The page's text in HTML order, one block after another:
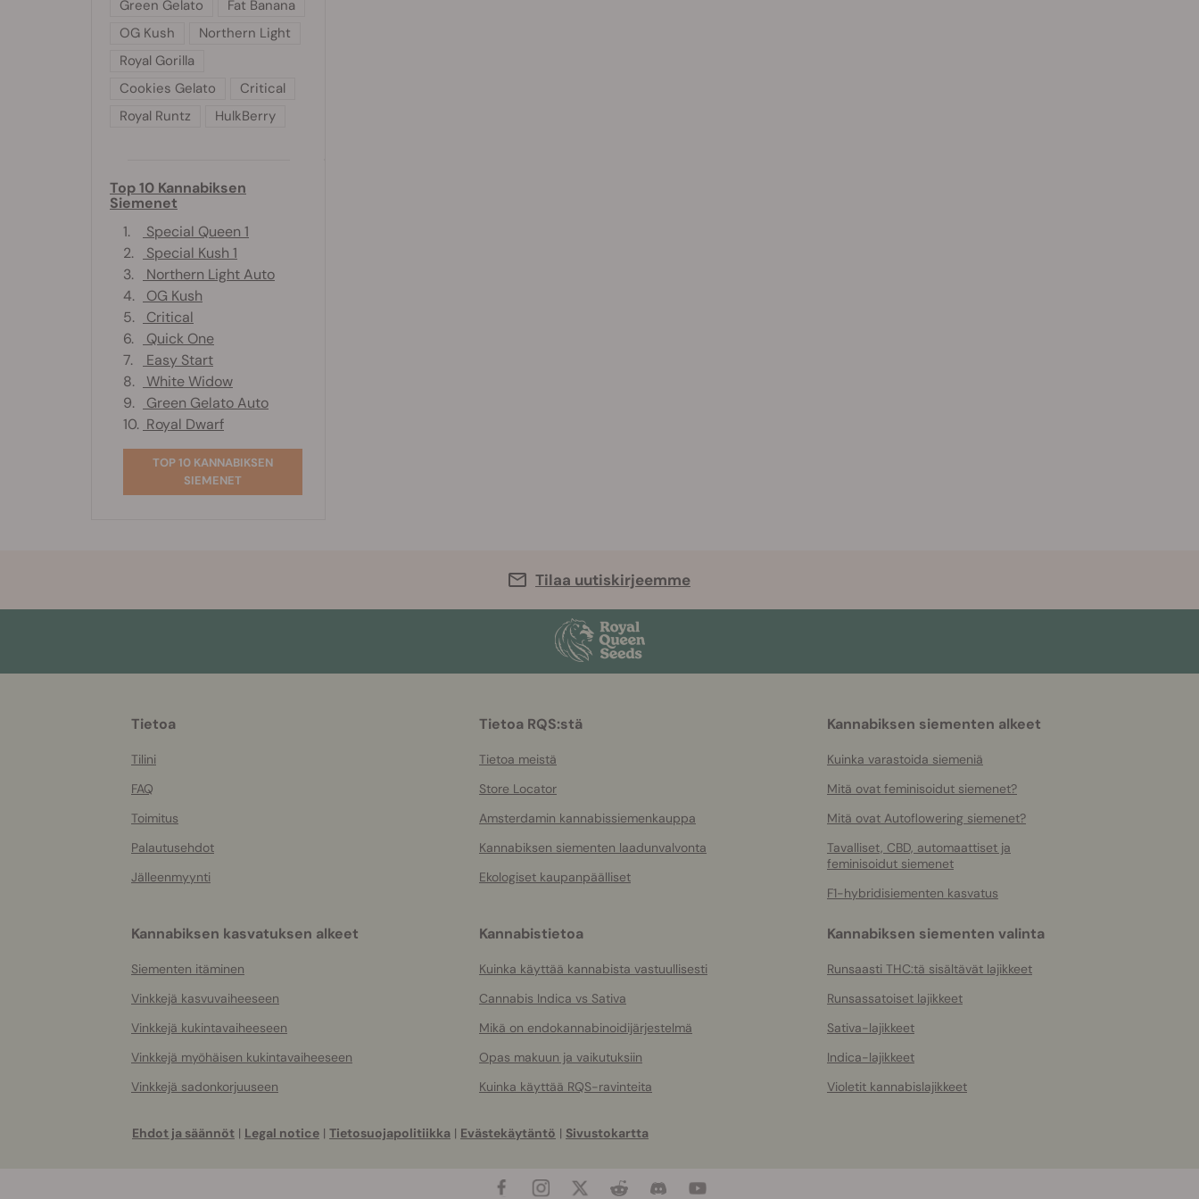
Green Gelato
Fat Banana
OG Kush
Northern Light
Royal Gorilla
Cookies Gelato
Critical
Royal Runtz
HulkBerry
Top 10 Kannabiksen
Siemenet
1.
Special Queen 1
2.
Special Kush 1
3.
Northern Light Auto
4.
OG Kush
5.
Critical
6.
Quick One
7.
Easy Start
8.
White Widow
9.
Green Gelato Auto
10. Royal Dwarf
TOP 10 KANNABIKSEN
SIEMENET
Tilaa uutiskirjeemme
Tietoa
Tilini
FAQ
Toimitus
Palautusehdot
Jälleenmyynti
Tietoa RQS:stä
Tietoa meistä
Store Locator
Amsterdamin kannabissiemenkauppa
Kannabiksen siementen laadunvalvonta
Ekologiset kaupanpäälliset
Kannabiksen siementen alkeet
Kuinka varastoida siemeniä
Mitä ovat feminisoidut siemenet?
Mitä ovat Autoflowering siemenet?
Tavalliset, CBD, automaattiset ja
feminisoidut siemenet
F1-hybridisiementen kasvatus
Kannabiksen kasvatuksen alkeet
Siementen itäminen
Vinkkejä kasvuvaiheeseen
Vinkkejä kukintavaiheeseen
Vinkkejä myöhäisen kukintavaiheeseen
Vinkkejä sadonkorjuuseen
Kannabistietoa
Kuinka käyttää kannabista vastuullisesti
Cannabis Indica vs Sativa
Mikä on endokannabinoidijärjestelmä
Opas makuun ja vaikutuksiin
Kuinka käyttää RQS-ravinteita
Kannabiksen siementen valinta
Runsaasti THC:tä sisältävät lajikkeet
Runsassatoiset lajikkeet
Sativa-lajikkeet
Indica-lajikkeet
Violetit kannabislajikkeet
Ehdot ja säännöt | Legal notice | Tietosuojapolitiikka | Evästekäytäntö | Sivustokartta